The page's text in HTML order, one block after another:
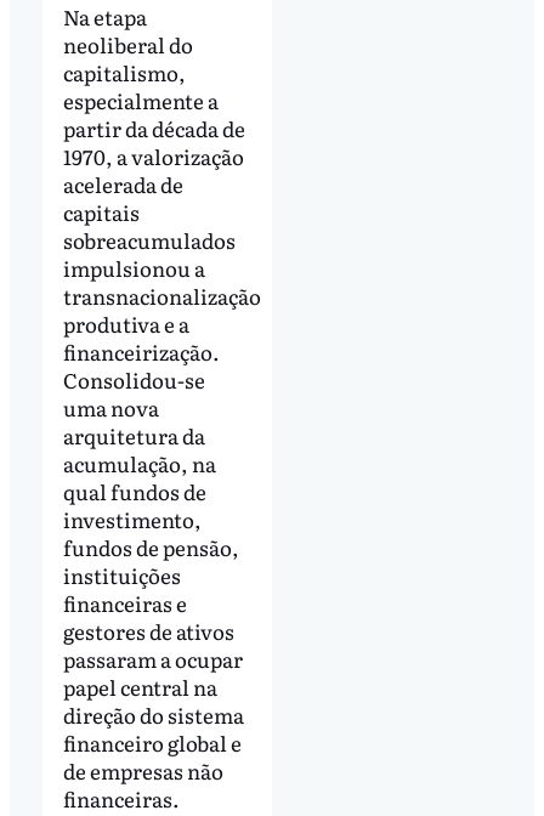
Na etapa
neoliberal do
capitalismo,
especialmente a
partir da década de
1970, a valorização
acelerada de
capitais
sobreacumulados
impulsionou a
transnacionalização
produtiva e a
financeirização.
Consolidou-se
uma nova
arquitetura da
acumulação, na
qual fundos de
investimento,
fundos de pensão,
instituições
financeiras e
gestores de ativos
passaram a ocupar
papel central na
direção do sistema
financeiro global e
de empresas não
financeiras.